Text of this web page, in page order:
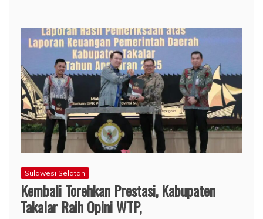
Sulawesi Selatan
Kembali Torehkan Prestasi, Kabupaten
Takalar Raih Opini WTP,